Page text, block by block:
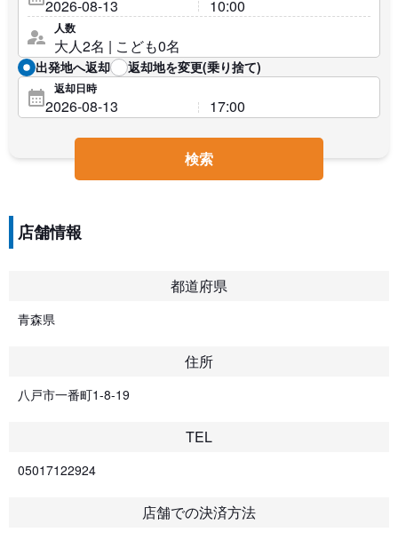
人数
出発地へ返却 返却地を変更(乗り捨て)
返却日時
検索
店舗情報
都道府県
青森県
住所
八戸市一番町1-8-19
TEL
05017122924
店舗での決済方法